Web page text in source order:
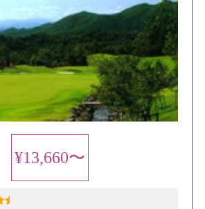
¥13,660〜